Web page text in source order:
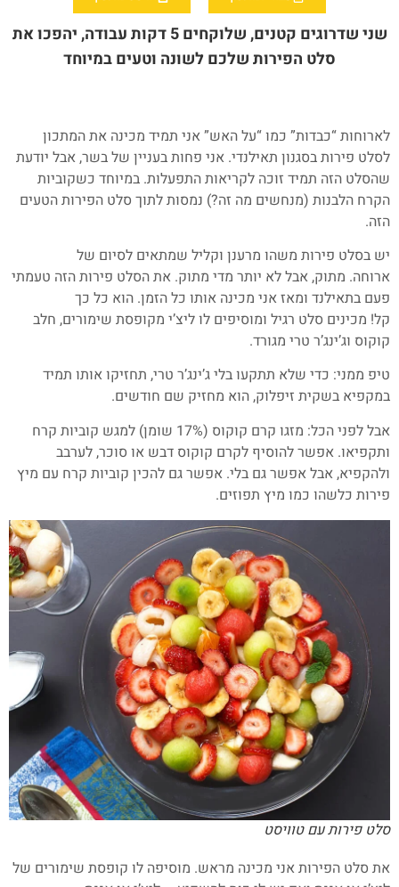
שני שדרוגים קטנים, שלוקחים 5 דקות עבודה, יהפכו את
סלט הפירות שלכם לשונה וטעים במיוחד
לארוחות “כבדות” כמו “על האש” אני תמיד מכינה את המתכון
לסלט פירות בסגנון תאילנדי. אני פחות בעניין של בשר, אבל יודעת
שהסלט הזה תמיד זוכה לקריאות התפעלות. במיוחד כשקוביות
הקרח הלבנות (מנחשים מה זה?) נמסות לתוך סלט הפירות הטעים
הזה.
יש בסלט פירות משהו מרענן וקליל שמתאים לסיום של
ארוחה. מתוק, אבל לא יותר מדי מתוק. את הסלט פירות הזה טעמתי
פעם בתאילנד ומאז אני מכינה אותו כל הזמן. הוא כל כך
קל! מכינים סלט רגיל ומוסיפים לו ליצ’י מקופסת שימורים, חלב
קוקוס וג’ינג’ר טרי מגורד.
טיפ ממני: כדי שלא תתקעו בלי ג’ינג’ר טרי, תחזיקו אותו תמיד
במקפיא בשקית זיפלוק, הוא מחזיק שם חודשים.
אבל לפני הכל: מזגו קרם קוקוס (17% שומן) למגש קוביות קרח
ותקפיאו. אפשר להוסיף לקרם קוקוס דבש או סוכר, לערבב
ולהקפיא, אבל אפשר גם בלי. אפשר גם להכין קוביות קרח עם מיץ
פירות כלשהו כמו מיץ תפוזים.
סלט פירות עם טוויסט
את סלט הפירות אני מכינה מראש. מוסיפה לו קופסת שימורים של